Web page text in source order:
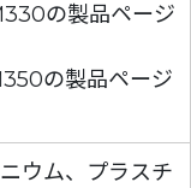
の製品ページ
製品ページ
ウム、プラスチ